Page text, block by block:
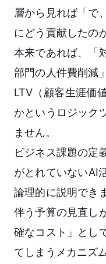
層から見れば「で
にどう貢献したの
本来であれば、「
部門の人件費削減
LTV（顧客生涯価
かというロジック
ません。
ビジネス課題の定
がとれていないAI
論理的に説明でき
伴う予算の見直し
確なコスト」とし
てしまうメカニズ